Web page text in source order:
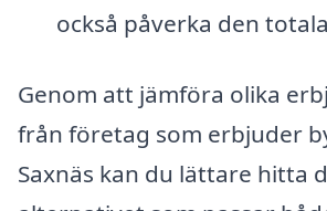
också påverka den
Genom att jämföra olika
från företag som erbjuder
Saxnäs kan du lättare hitta